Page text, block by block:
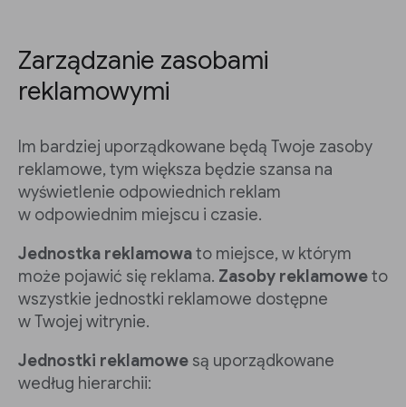
Zarządzanie zasobami
reklamowymi
Im bardziej uporządkowane będą Twoje zasoby
reklamowe, tym większa będzie szansa na
wyświetlenie odpowiednich reklam
w odpowiednim miejscu i czasie.
Jednostka reklamowato miejsce, w którym
może pojawić się reklama. Zasoby reklamoweto
wszystkie jednostki reklamowe dostępne
w Twojej witrynie.
Jednostki reklamowe są uporządkowane
według hierarchii: